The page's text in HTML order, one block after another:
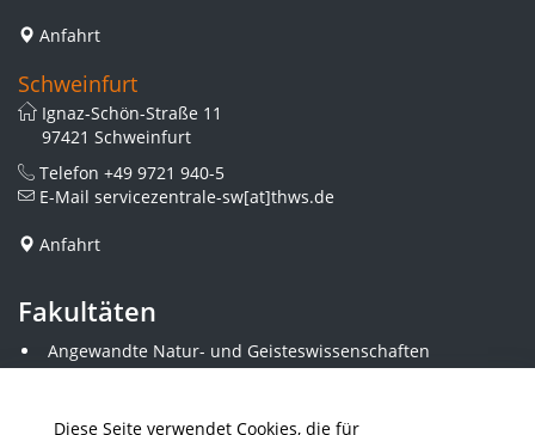
Diese Seite verwendet Cookies, die für
Anfahrt
Schweinfurt
Ignaz-Schön-Straße 11
97421 Schweinfurt
Telefon +49 9721 940-5
E-Mail servicezentrale-sw[at]thws.de
Anfahrt
Fakultäten
Angewandte Natur- und Geisteswissenschaften
Angewandte Sozialwissenschaften
Elektrotechnik